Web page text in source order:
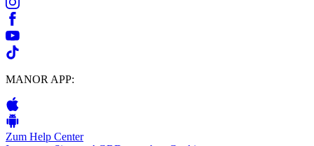
MANOR APP:
Zum Help Center